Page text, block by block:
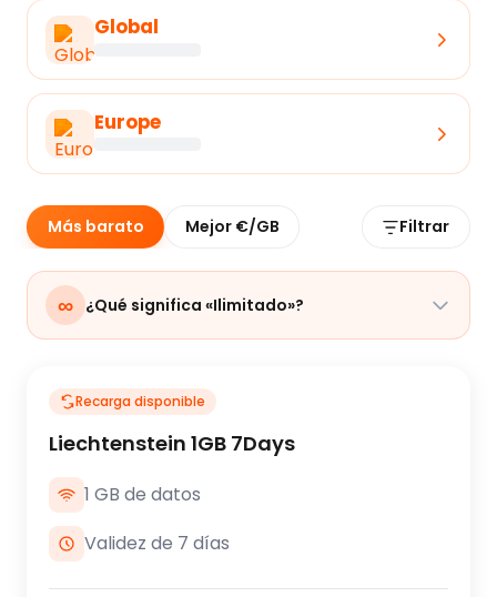
Global
Europe
Más barato Mejor €/GB Filtrar
∞ ¿Qué significa «Ilimitado»?
Recarga disponible
Liechtenstein 1GB 7Days
1 GB de datos
Validez de 7 días